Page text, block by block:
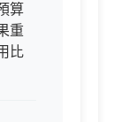
算
重
比